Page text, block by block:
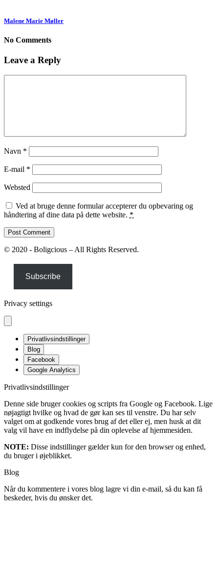
Malene Marie Møller
No Comments
Leave a Reply
Navn *
E-mail *
Websted
Ved at bruge denne formular accepterer du opbevaring og
håndtering af dine data på dette website. *
© 2020 - Boligcious – All Rights Reserved.
Subscribe
Privacy settings
Privatlivsindstillinger
Blog
Facebook
Google Analytics
Privatlivsindstillinger
Denne side bruger cookies og scripts fra Google og Facebook. Lige
nøjagtigt hvilke og hvad de gør kan ses til venstre. Du har selv
valget om at godkende vores brug af det eller ej, men husk at dit
valg vil have en indflydelse på din oplevelse af hjemmesiden.
NOTE: Disse indstillinger gælder kun for den browser og enhed,
du bruger i øjeblikket.
Blog
Når du kommentere i vores blog lagre vi din e-mail, så du kan få
beskeder, hvis du ønsker det.